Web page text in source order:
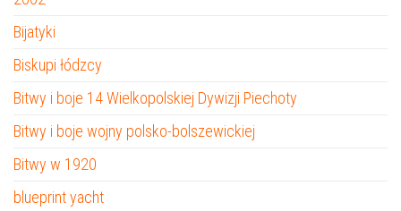
Bijatyki
Biskupi łódzcy
Bitwy i boje 14 Wielkopolskiej Dywizji Piechoty
Bitwy i boje wojny polsko-bolszewickiej
Bitwy w 1920
blueprint yacht